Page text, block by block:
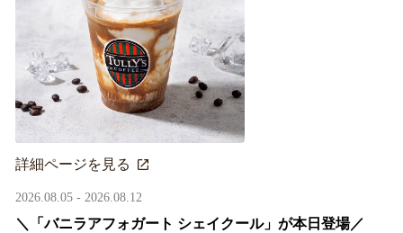
詳細ページを見る
2026.08.05 - 2026.08.12
＼「バニラアフォガート シェイクール」が本日登場／